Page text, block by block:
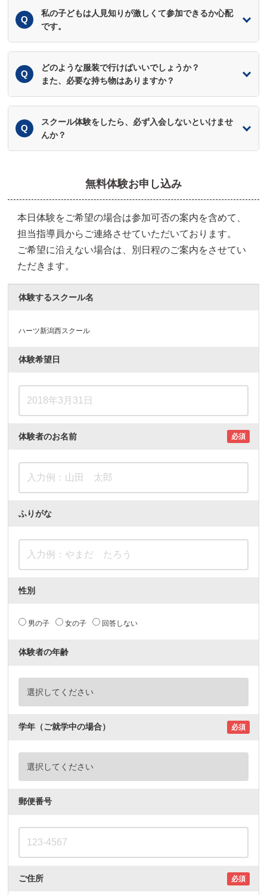
私の子どもは人見知りが激しくて参加できるか心配
です。
どのような服装で行けばいいでしょうか？
また、必要な持ち物はありますか？
スクール体験をしたら、必ず入会しないといけませ
んか？
無料体験お申し込み
本日体験をご希望の場合は参加可否の案内を含めて、
担当指導員からご連絡させていただいております。
ご希望に沿えない場合は、別日程のご案内をさせてい
ただきます。
体験するスクール名
ハーツ新潟西スクール
体験希望日
体験者のお名前 必須
ふりがな
性別
男の子 女の子 回答しない
体験者の年齢
学年（ご就学中の場合） 必須
郵便番号
ご住所 必須